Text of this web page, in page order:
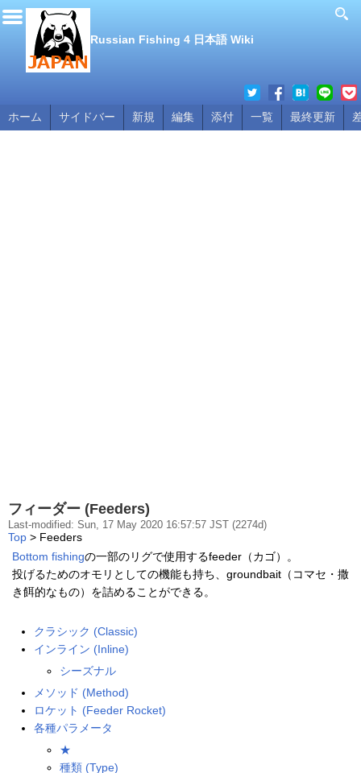
Russian Fishing 4 日本語 Wiki
ホーム サイドバー 新規 編集 添付 一覧 最終更新
フィーダー (Feeders)
Last-modified: Sun, 17 May 2020 16:57:57 JST (2274d)
Top > Feeders
Bottom fishingの一部のリグで使用するfeeder（カゴ）。
投げるためのオモリとしての機能も持ち、groundbait（コマセ・撒
き餌的なもの）を詰めることができる。
クラシック (Classic)
インライン (Inline)
シーズナル
メソッド (Method)
ロケット (Feeder Rocket)
各種パラメータ
★
種類 (Type)